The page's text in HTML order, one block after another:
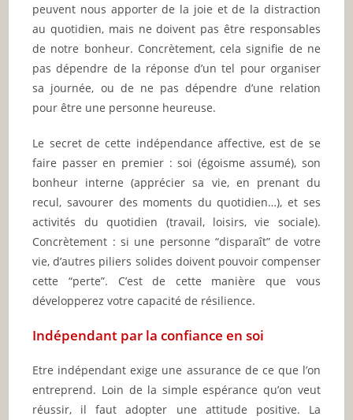
peuvent nous apporter de la joie et de la distraction
au quotidien, mais ne doivent pas être responsables
de notre bonheur. Concrètement, cela signifie de ne
pas dépendre de la réponse d’un tel pour organiser
sa journée, ou de ne pas dépendre d’une relation
pour être une personne heureuse.
Le secret de cette indépendance affective, est de se
faire passer en premier : soi (égoisme assumé), son
bonheur interne (apprécier sa vie, en prenant du
recul, savourer des moments du quotidien…), et ses
activités du quotidien (travail, loisirs, vie sociale).
Concrètement : si une personne “disparaît” de votre
vie, d’autres piliers solides doivent pouvoir compenser
cette “perte”. C’est de cette manière que vous
développerez votre capacité de résilience.
Indépendant par la confiance en soi
Etre indépendant exige une assurance de ce que l’on
entreprend. Loin de la simple espérance qu’on veut
réussir, il faut adopter une attitude positive. La